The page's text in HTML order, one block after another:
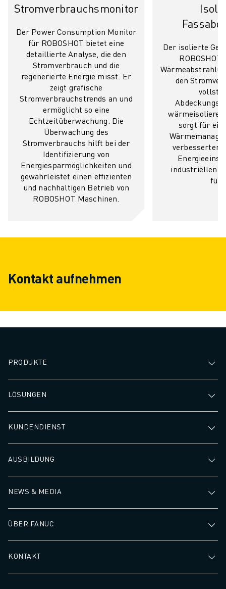
KONTAKT
STANDORTE
IMPRESSUM
Stromverbrauchsmonitor
Der Power Consumption Monitor
für ROBOSHOT bietet eine
detaillierte Analyse, die den
Stromverbrauch und die
regenerierte Energie misst. Er
zeigt grafische
Stromverbrauchstrends an und
ermöglicht so eine
Echtzeitüberwachung. Die
Überwachung des
Stromverbrauchs hilft bei der
Identifizierung von
Energiesparmöglichkeiten und
gewährleistet einen effizienten
und nachhaltigen Betrieb von
ROBOSHOT Maschinen.
Der isolierte
den
sorgt für ein
verbesserter
industriellen
Kontakt aufnehmen
PRODUKTE
LÖSUNGEN
KUNDENDIENST
AUSBILDUNG
NEWS & MEDIA
ÜBER FANUC
KONTAKT